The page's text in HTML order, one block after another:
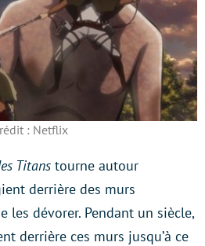
: Netflix
Titans tourne autour
derrière des murs
les dévorer. Pendant un siècle,
derrière ces murs jusqu’à ce